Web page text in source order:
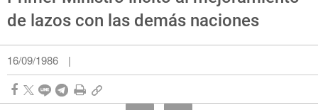
de lazos con las demás naciones
16/09/1986 |